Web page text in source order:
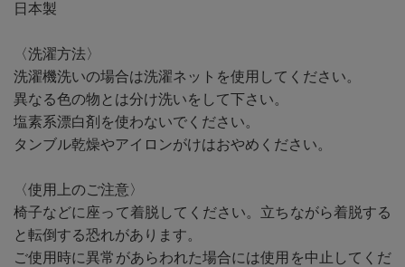
日本製
〈洗濯方法〉
洗濯機洗いの場合は洗濯ネットを使用してください。
異なる色の物とは分け洗いをして下さい。
塩素系漂白剤を使わないでください。
タンブル乾燥やアイロンがけはおやめください。
〈使用上のご注意〉
椅子などに座って着脱してください。立ちながら着脱する
と転倒する恐れがあります。
ご使用時に異常があらわれた場合には使用を中止してくだ